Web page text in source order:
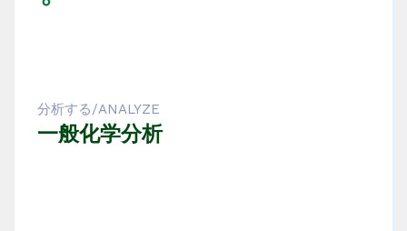
分析する/ANALYZE
アスベスト分析
分析する/ANALYZE
一般化学分析